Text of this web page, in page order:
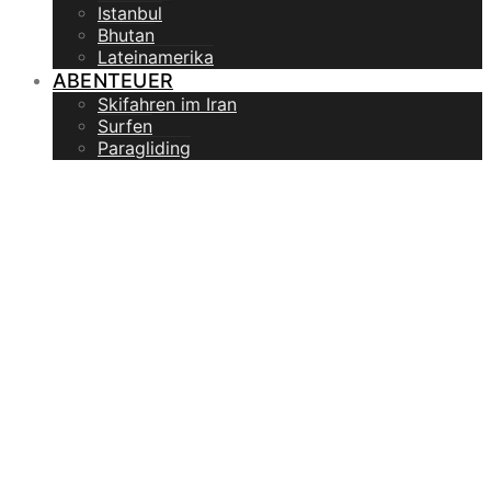
Istanbul
Bhutan
Lateinamerika
ABENTEUER
Skifahren im Iran
Surfen
Paragliding